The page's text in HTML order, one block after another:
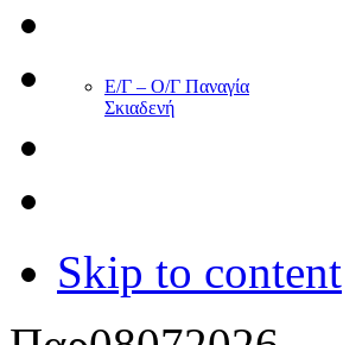
Ε/Γ – Ο/Γ Παναγία
Σκιαδενή
Skip to content